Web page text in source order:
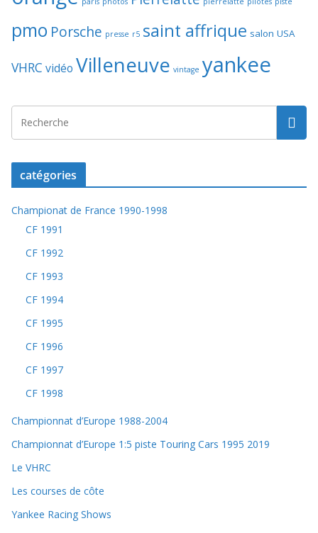
pmo Porsche presse r5 saint affrique salon USA
VHRC vidéo Villeneuve vintage yankee
catégories
Championat de France 1990-1998
CF 1991
CF 1992
CF 1993
CF 1994
CF 1995
CF 1996
CF 1997
CF 1998
Championnat d’Europe 1988-2004
Championnat d’Europe 1:5 piste Touring Cars 1995 2019
Le VHRC
Les courses de côte
Yankee Racing Shows